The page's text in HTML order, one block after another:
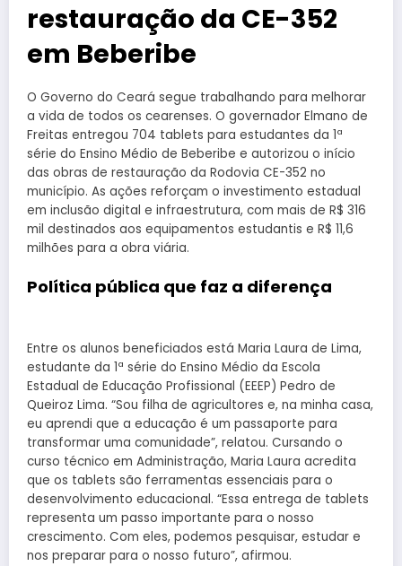
restauração da CE-352
em Beberibe
O Governo do Ceará segue trabalhando para melhorar
a vida de todos os cearenses. O governador Elmano de
Freitas entregou 704 tablets para estudantes da 1ª
série do Ensino Médio de Beberibe e autorizou o início
das obras de restauração da Rodovia CE-352 no
município. As ações reforçam o investimento estadual
em inclusão digital e infraestrutura, com mais de R$ 316
mil destinados aos equipamentos estudantis e R$ 11,6
milhões para a obra viária.
Política pública que faz a diferença
Entre os alunos beneficiados está Maria Laura de Lima,
estudante da 1ª série do Ensino Médio da Escola
Estadual de Educação Profissional (EEEP) Pedro de
Queiroz Lima. “Sou filha de agricultores e, na minha casa,
eu aprendi que a educação é um passaporte para
transformar uma comunidade”, relatou. Cursando o
curso técnico em Administração, Maria Laura acredita
que os tablets são ferramentas essenciais para o
desenvolvimento educacional. “Essa entrega de tablets
representa um passo importante para o nosso
crescimento. Com eles, podemos pesquisar, estudar e
nos preparar para o nosso futuro”, afirmou.